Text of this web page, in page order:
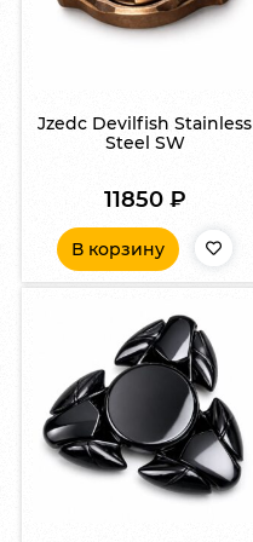
Jzedc Devilfish Stainless
Steel SW
11850 ₽
В корзину